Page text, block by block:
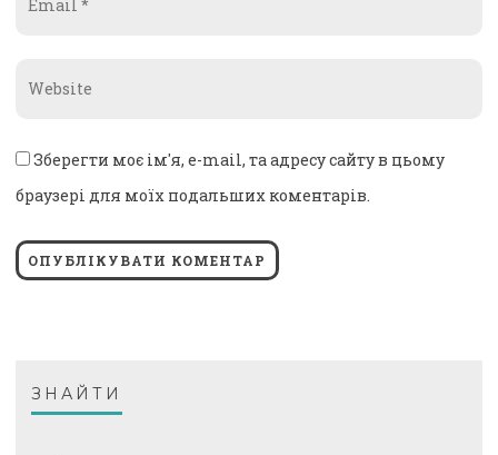
Зберегти моє ім'я, e-mail, та адресу сайту в цьому
браузері для моїх подальших коментарів.
ЗНАЙТИ